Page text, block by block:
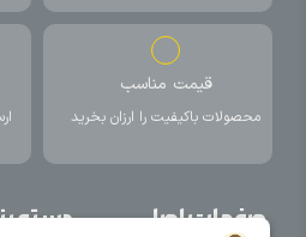
قیمت مناسب
محصولات باکیفیت را ارزان بخرید
صفحات اصلی دسته